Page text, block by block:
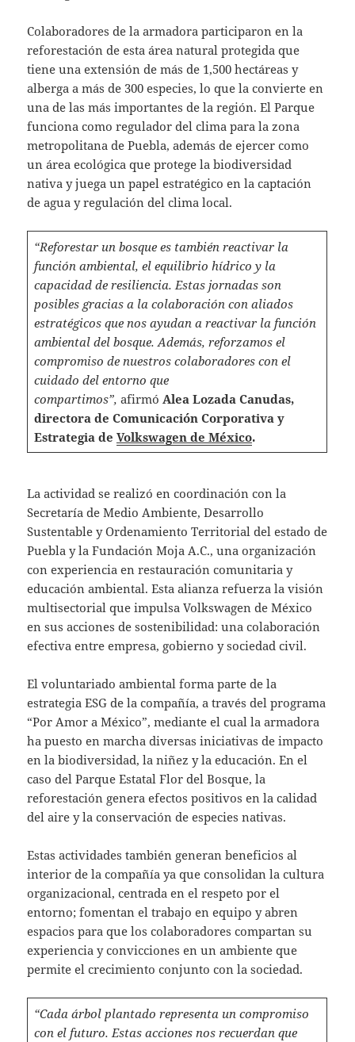
Colaboradores de la armadora participaron en la
reforestación de esta área natural protegida que
tiene una extensión de más de 1,500 hectáreas y
alberga a más de 300 especies, lo que la convierte en
una de las más importantes de la región. El Parque
funciona como regulador del clima para la zona
metropolitana de Puebla, además de ejercer como
un área ecológica que protege la biodiversidad
nativa y juega un papel estratégico en la captación
de agua y regulación del clima local.
“Reforestar un bosque es también reactivar la
función ambiental, el equilibrio hídrico y la
capacidad de resiliencia. Estas jornadas son
posibles gracias a la colaboración con aliados
estratégicos que nos ayudan a reactivar la función
ambiental del bosque. Además, reforzamos el
compromiso de nuestros colaboradores con el
cuidado del entorno que
compartimos”, afirmó Alea Lozada Canudas,
directora de Comunicación Corporativa y
Estrategia de Volkswagen de México.
La actividad se realizó en coordinación con la
Secretaría de Medio Ambiente, Desarrollo
Sustentable y Ordenamiento Territorial del estado de
Puebla y la Fundación Moja A.C., una organización
con experiencia en restauración comunitaria y
educación ambiental. Esta alianza refuerza la visión
multisectorial que impulsa Volkswagen de México
en sus acciones de sostenibilidad: una colaboración
efectiva entre empresa, gobierno y sociedad civil.
El voluntariado ambiental forma parte de la
estrategia ESG de la compañía, a través del programa
“Por Amor a México”, mediante el cual la armadora
ha puesto en marcha diversas iniciativas de impacto
en la biodiversidad, la niñez y la educación. En el
caso del Parque Estatal Flor del Bosque, la
reforestación genera efectos positivos en la calidad
del aire y la conservación de especies nativas.
Estas actividades también generan beneficios al
interior de la compañía ya que consolidan la cultura
organizacional, centrada en el respeto por el
entorno; fomentan el trabajo en equipo y abren
espacios para que los colaboradores compartan su
experiencia y convicciones en un ambiente que
permite el crecimiento conjunto con la sociedad.
“Cada árbol plantado representa un compromiso
con el futuro. Estas acciones nos recuerdan que